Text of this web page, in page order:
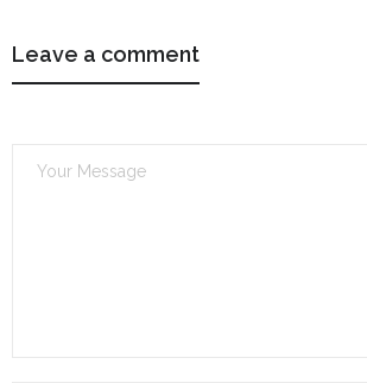
Leave a comment